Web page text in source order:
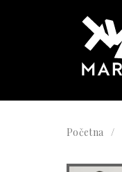
Početna